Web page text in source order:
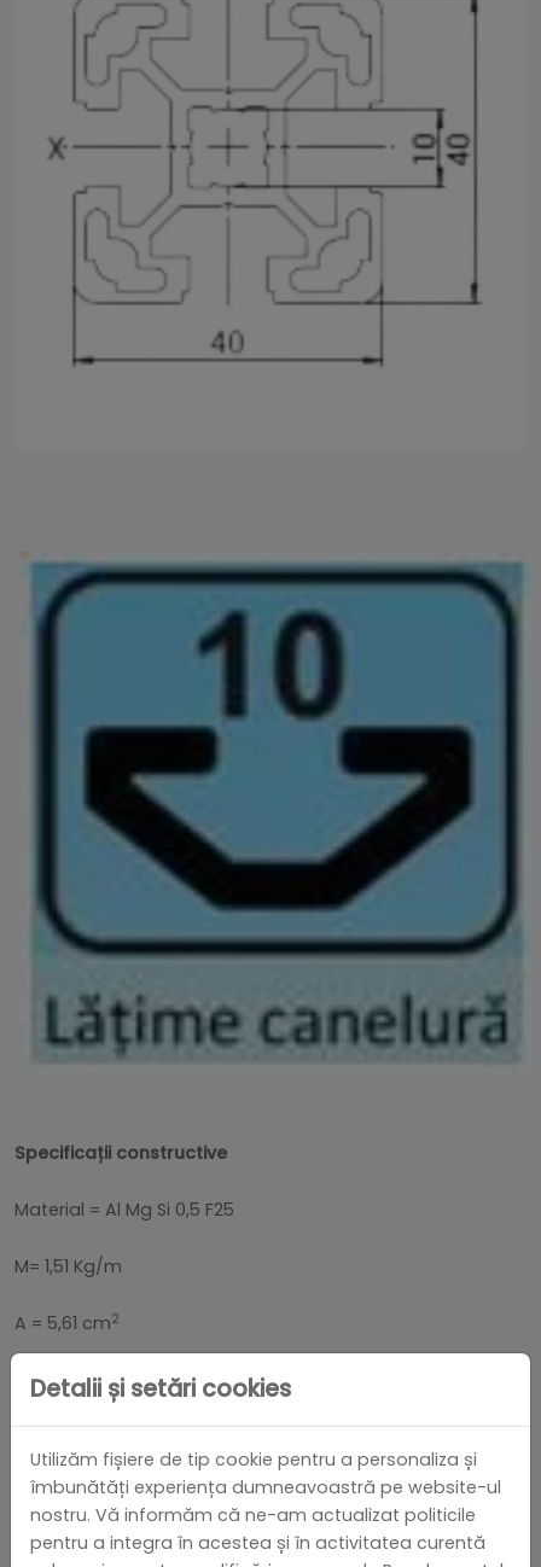
Specificații constructive
Material = Al Mg Si 0,5 F25
M= 1,51 Kg/m
A = 5,61 cm2
Ix = 9,06 cm 4
3
Iy = 9,06 cm4
Wy = 4,53 cm3
Detalii și setări cookies
Utilizăm fișiere de tip cookie pentru a personaliza și
îmbunătăți experiența dumneavoastră pe website-ul
nostru. Vă informăm că ne-am actualizat politicile
pentru a integra în acestea și în activitatea curentă